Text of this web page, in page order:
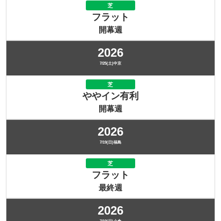
芝
フラット
開幕週
2026
7/25(土)中京
芝
ややイン有利
開幕週
2026
7/19(日)福島
芝
フラット
最終週
2026